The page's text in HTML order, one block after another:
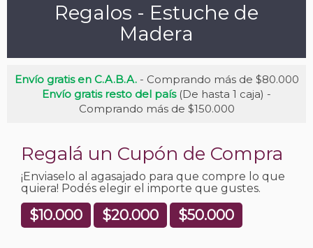
Regalos - Estuche de
Madera
Envío gratis en C.A.B.A.- Comprando más de $80.000
Envío gratis resto del país(De hasta 1 caja) -
Comprando más de $150.000
Regalá un Cupón de Compra
¡Enviaselo al agasajado para que compre lo que
quiera! Podés elegir el importe que gustes.
$10.000 $20.000 $50.000